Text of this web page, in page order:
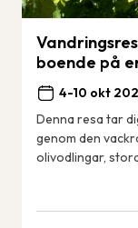
boende på
4-10 okt
Denna resa tar
genom den
olivodlingar,